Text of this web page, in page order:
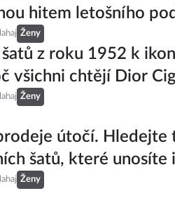
hitem letošního
Ženy
z roku 1952 k
všichni chtějí Dior
Ženy
útočí. Hledejte
šatů, které unosíte
Ženy